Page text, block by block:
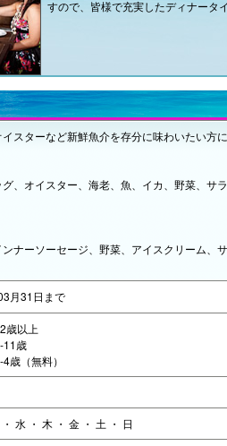
すので、皆様で充実したディナータ
スターなど新鮮魚介を存分に味わいたい方
、オイスター、海老、魚、イカ、野菜、サ
ナーソーセージ、野菜、アイスクリーム、
月31日まで
以上
歳
（無料）
水 ・ 木 ・ 金 ・ 土 ・ 日